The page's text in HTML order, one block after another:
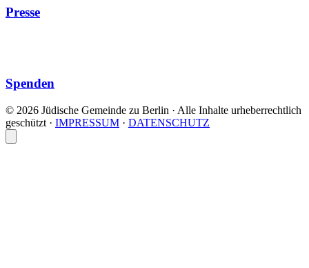
Presse
Spenden
© 2026 Jüdische Gemeinde zu Berlin · Alle Inhalte urheberrechtlich
geschützt · IMPRESSUM · DATENSCHUTZ